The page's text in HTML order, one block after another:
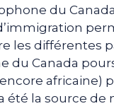
du
les différentes
du Canada
la source de